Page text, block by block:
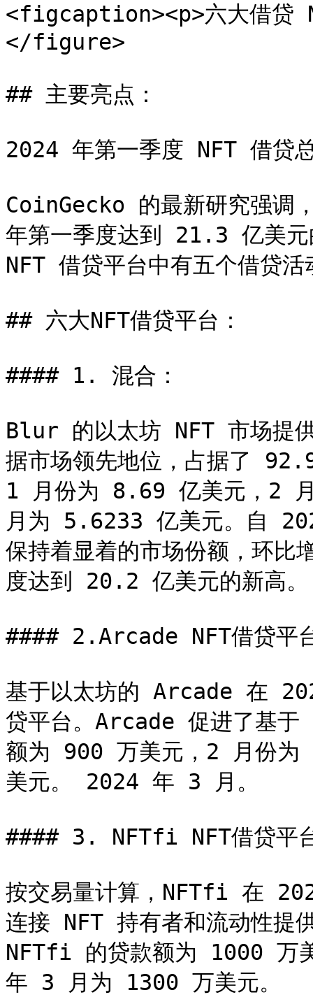
<figcaption><p>六大借
</figure>
## 主要亮点：
2024 年第一季度 NFT 借贷
CoinGecko 的最新研究强调
年第一季度达到 21.3 亿美元
NFT 借贷平台中有五个借贷活
## 六大NFT借贷平台：
#### 1. 混合：
Blur 的以太坊 NFT 市场提
据市场领先地位，占据了
1 月份为 8.69 亿美元，2
月为 5.6233 亿美元。自
保持着显着的市场份额，环
度达到 20.2 亿美元的新高。
#### 2.Arcade NFT借贷平
基于以太坊的 Arcade 在
贷平台。Arcade 促进了基于
额为 900 万美元，2 月份
美元。 2024 年 3 月。
#### 3. NFTfi NFT借贷平
按交易量计算，NFTfi 在
连接 NFT 持有者和流动性
NFTfi 的贷款额为 1000 万
年 3 月为 1300 万美元。